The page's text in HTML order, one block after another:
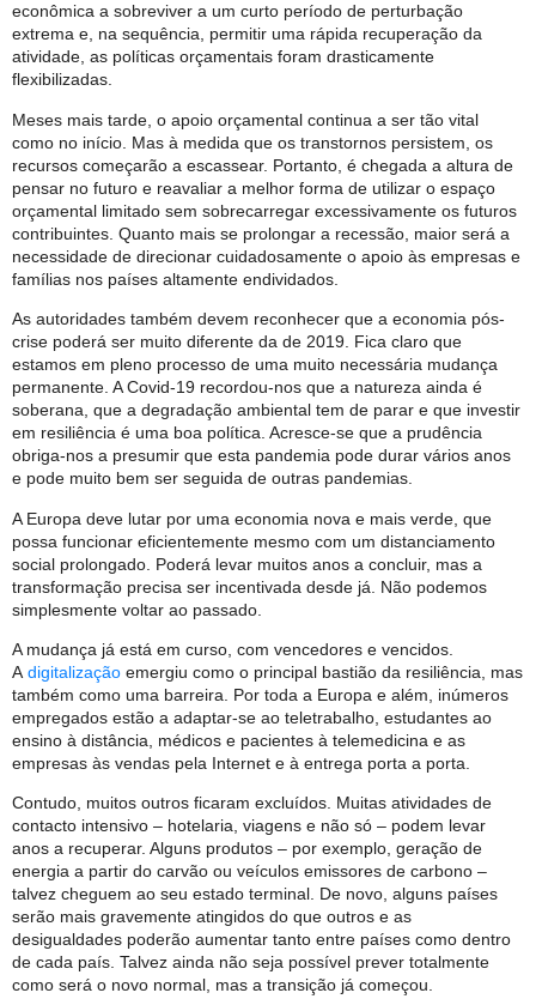
econômica a sobreviver a um curto período de perturbação
extrema e, na sequência, permitir uma rápida recuperação da
atividade, as políticas orçamentais foram drasticamente
flexibilizadas.
Meses mais tarde, o apoio orçamental continua a ser tão vital
como no início. Mas à medida que os transtornos persistem, os
recursos começarão a escassear. Portanto, é chegada a altura de
pensar no futuro e reavaliar a melhor forma de utilizar o espaço
orçamental limitado sem sobrecarregar excessivamente os futuros
contribuintes. Quanto mais se prolongar a recessão, maior será a
necessidade de direcionar cuidadosamente o apoio às empresas e
famílias nos países altamente endividados.
As autoridades também devem reconhecer que a economia pós-
crise poderá ser muito diferente da de 2019. Fica claro que
estamos em pleno processo de uma muito necessária mudança
permanente. A Covid-19 recordou-nos que a natureza ainda é
soberana, que a degradação ambiental tem de parar e que investir
em resiliência é uma boa política. Acresce-se que a prudência
obriga-nos a presumir que esta pandemia pode durar vários anos
e pode muito bem ser seguida de outras pandemias.
A Europa deve lutar por uma economia nova e mais verde, que
possa funcionar eficientemente mesmo com um distanciamento
social prolongado. Poderá levar muitos anos a concluir, mas a
transformação precisa ser incentivada desde já. Não podemos
simplesmente voltar ao passado.
A mudança já está em curso, com vencedores e vencidos.
A digitalização emergiu como o principal bastião da resiliência, mas
também como uma barreira. Por toda a Europa e além, inúmeros
empregados estão a adaptar-se ao teletrabalho, estudantes ao
ensino à distância, médicos e pacientes à telemedicina e as
empresas às vendas pela Internet e à entrega porta a porta.
Contudo, muitos outros ficaram excluídos. Muitas atividades de
contacto intensivo – hotelaria, viagens e não só – podem levar
anos a recuperar. Alguns produtos – por exemplo, geração de
energia a partir do carvão ou veículos emissores de carbono –
talvez cheguem ao seu estado terminal. De novo, alguns países
serão mais gravemente atingidos do que outros e as
desigualdades poderão aumentar tanto entre países como dentro
de cada país. Talvez ainda não seja possível prever totalmente
como será o novo normal, mas a transição já começou.